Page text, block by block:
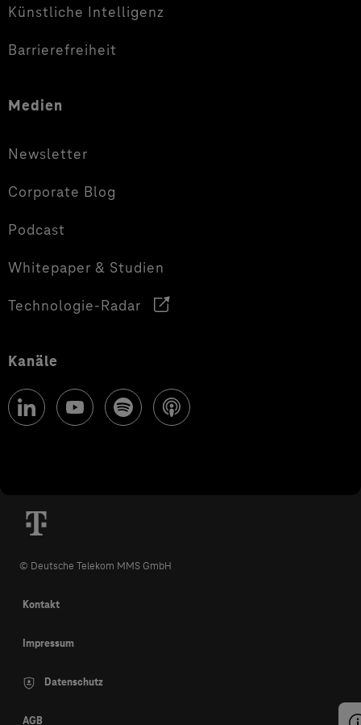
Künstliche Intelligenz
Barrierefreiheit
Medien
Newsletter
Corporate Blog
Podcast
Whitepaper & Studien
Technologie-Radar
Kanäle
© Deutsche Telekom MMS GmbH
Kontakt
Impressum
Datenschutz
AGB